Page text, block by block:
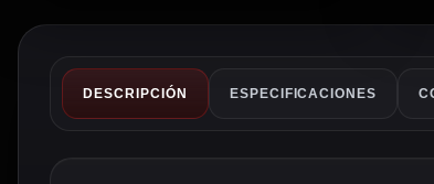
DESCRIPCIÓN ESPECIFICACIONES